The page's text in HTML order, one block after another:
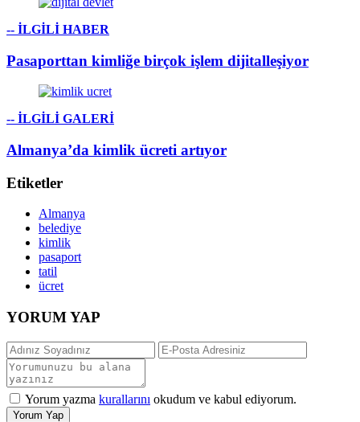
-- İLGİLİ HABER
Pasaporttan kimliğe birçok işlem dijitalleşiyor
-- İLGİLİ GALERİ
Almanya’da kimlik ücreti artıyor
Etiketler
Almanya
belediye
kimlik
pasaport
tatil
ücret
YORUM YAP
Yorum yazma kurallarını okudum ve kabul ediyorum.
Yorum Yap